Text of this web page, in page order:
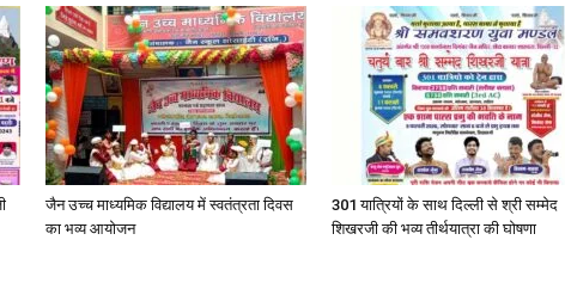
जैन उच्च माध्यमिक विद्यालय में स्वतंत्रता दिवस
का भव्य आयोजन
301 यात्रियों के साथ दिल्ली से श्री सम्मेद
शिखरजी की भव्य तीर्थयात्रा की घोषणा